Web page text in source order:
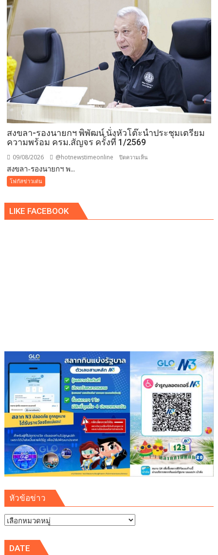
แผ่น
ดิน”
เดิน–
วิ่ง
การ
กุศล
วัน
แม่
กว่า
๕๐๐
คน
สงขลา-รองนายกฯ พิพัฒน์ นั่งหัวโต๊ะนำประชุมเตรียม
ความพร้อม ครม.สัญจร ครั้งที่ 1/2569
09/08/2026 @hotnewstimeonline ปิดความเห็น
นั่ง
สงขลา-รองนายกฯ พ...
โฟกัสข่าวเด่น
LIKE FACEBOOK
หัวข้อข่าว
หัวข้อ
DATE